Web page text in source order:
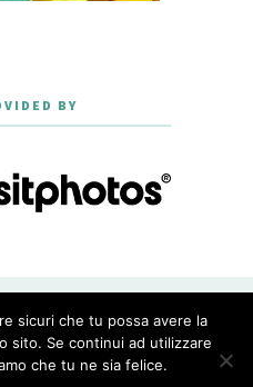
BY
DESIGNED BY
sicuri che tu possa avere la
sito. Se continui ad utilizzare
che tu ne sia felice.